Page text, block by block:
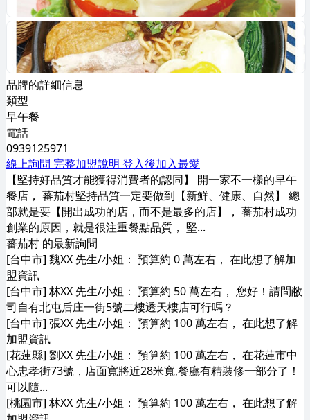
品牌的詳細信息
類型
早午餐
電話
0939125971
線上詢問 完整加盟說明 登入後加入最愛
【堅持好品質才能獲得消費者的認同】 開一家不一樣的早午
餐店， 蕃茄村堅持品質一定要做到【新鮮、健康、自然】 總
部就是要【開出成功的店，而不是最多的店】， 蕃茄村成功
創業的原因，就是很注重餐點品質， 堅...
蕃茄村 的最新詢問
[台中市] 魏XX 先生/小姐： 預算約 0 萬左右， 在此想了解加
盟資訊
[台中市] 林XX 先生/小姐： 預算約 50 萬左右， 您好！請問敝
司自有北屯后庄一街5號二樓透天樓店可行嗎？
[台中市] 張XX 先生/小姐： 預算約 100 萬左右， 在此想了解
加盟資訊
[花蓮縣] 劉XX 先生/小姐： 預算約 100 萬左右， 在花蓮市中
心忠孝街73號，店面寬將近28米寬,餐廳有精裝修一部分了！
可以隨...
[桃園市] 林XX 先生/小姐： 預算約 100 萬左右， 在此想了解